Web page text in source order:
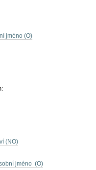
jméno (O)
(NO)
jméno (O)